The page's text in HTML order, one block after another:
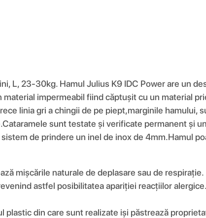
L, 23-30kg. Hamul Julius K9 IDC Power are un
impermeabil fiind căptușit cu un material
linia gri a chingii de pe piept,marginile hamului,
sunt testate și verificate permanent și
de prindere un inel de inox de 4mm.Hamul
mișcările naturale de deplasare sau de respirație.
astfel posibilitatea apariției reacțiilor alergice.
din care sunt realizate iși păstrează